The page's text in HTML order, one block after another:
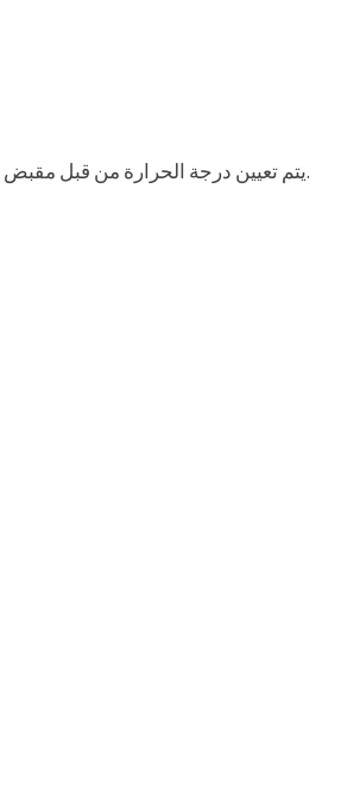
يتم تعيين درجة الحرارة من قبل مقبض الطلب، يتم التحكم في التدفئة عن طريق إشارة ليد.